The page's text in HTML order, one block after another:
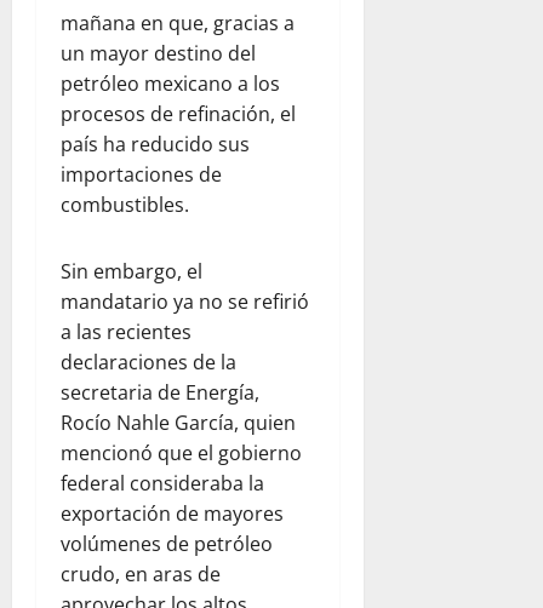
mañana en que, gracias a
un mayor destino del
petróleo mexicano a los
procesos de refinación, el
país ha reducido sus
importaciones de
combustibles.
Sin embargo, el
mandatario ya no se refirió
a las recientes
declaraciones de la
secretaria de Energía,
Rocío Nahle García, quien
mencionó que el gobierno
federal consideraba la
exportación de mayores
volúmenes de petróleo
crudo, en aras de